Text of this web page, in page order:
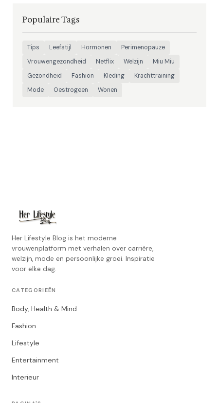
Populaire Tags
Tips Leefstijl Hormonen
Perimenopauze
Vrouwengezondheid
Netflix Welzijn
Miu Miu
Gezondheid
Fashion Kleding
Krachttraining
Mode
Oestrogeen Wonen
Her Lifestyle Blog is het moderne
vrouwenplatform met verhalen over carrière,
welzijn, mode en persoonlijke groei. Inspiratie
voor elke dag.
CATEGORIEËN
Body, Health & Mind
Fashion
Lifestyle
Entertainment
Interieur